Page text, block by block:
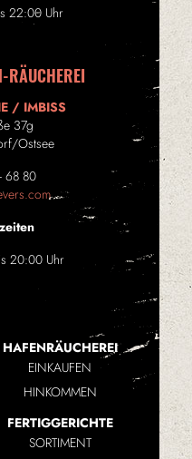
22:00 Uhr
RÄUCHEREI
/ IMBISS
37g
Ostsee
68 80
20:00 Uhr
HAFENRÄUCHEREI
EINKAUFEN
HINKOMMEN
FERTIGGERICHTE
SORTIMENT